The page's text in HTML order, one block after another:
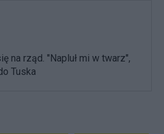
na rząd. "Napluł mi w twarz",
Tuska